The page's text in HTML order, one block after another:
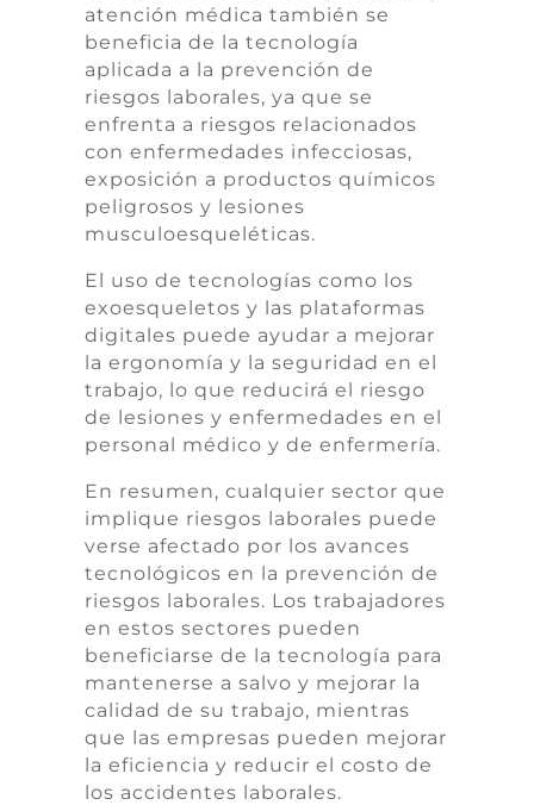
atención médica también se
beneficia de la tecnología
aplicada a la prevención de
riesgos laborales, ya que se
enfrenta a riesgos relacionados
con enfermedades infecciosas,
exposición a productos químicos
peligrosos y lesiones
musculoesqueléticas.
El uso de tecnologías como los
exoesqueletos y las plataformas
digitales puede ayudar a mejorar
la ergonomía y la seguridad en el
trabajo, lo que reducirá el riesgo
de lesiones y enfermedades en el
personal médico y de enfermería.
En resumen, cualquier sector que
implique riesgos laborales puede
verse afectado por los avances
tecnológicos en la prevención de
riesgos laborales. Los trabajadores
en estos sectores pueden
beneficiarse de la tecnología para
mantenerse a salvo y mejorar la
calidad de su trabajo, mientras
que las empresas pueden mejorar
la eficiencia y reducir el costo de
los accidentes laborales.